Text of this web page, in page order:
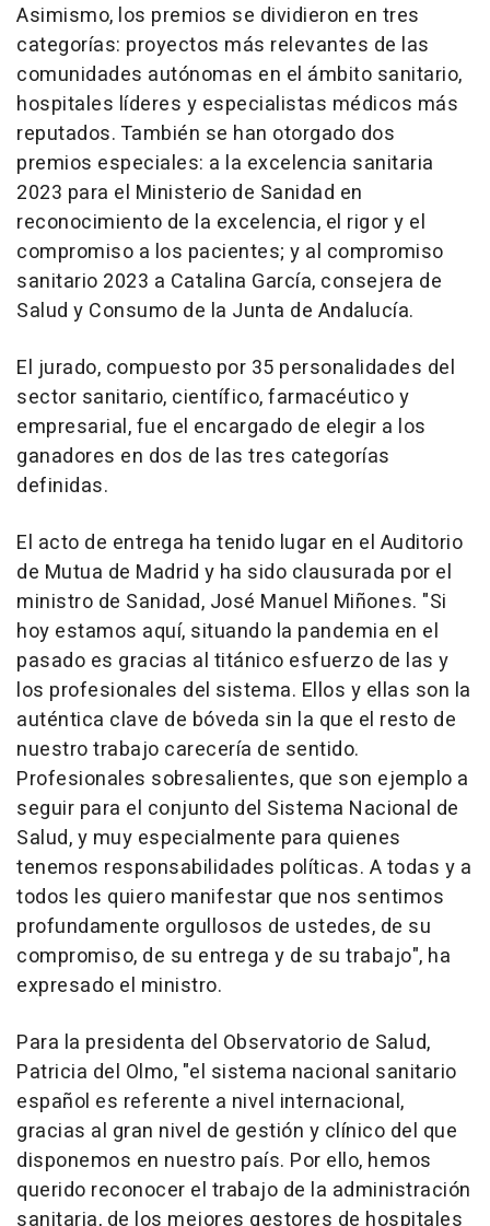
Asimismo, los premios se dividieron en tres
categorías: proyectos más relevantes de las
comunidades autónomas en el ámbito sanitario,
hospitales líderes y especialistas médicos más
reputados. También se han otorgado dos
premios especiales: a la excelencia sanitaria
2023 para el Ministerio de Sanidad en
reconocimiento de la excelencia, el rigor y el
compromiso a los pacientes; y al compromiso
sanitario 2023 a Catalina García, consejera de
Salud y Consumo de la Junta de Andalucía.
El jurado, compuesto por 35 personalidades del
sector sanitario, científico, farmacéutico y
empresarial, fue el encargado de elegir a los
ganadores en dos de las tres categorías
definidas.
El acto de entrega ha tenido lugar en el Auditorio
de Mutua de Madrid y ha sido clausurada por el
ministro de Sanidad, José Manuel Miñones. "Si
hoy estamos aquí, situando la pandemia en el
pasado es gracias al titánico esfuerzo de las y
los profesionales del sistema. Ellos y ellas son la
auténtica clave de bóveda sin la que el resto de
nuestro trabajo carecería de sentido.
Profesionales sobresalientes, que son ejemplo a
seguir para el conjunto del Sistema Nacional de
Salud, y muy especialmente para quienes
tenemos responsabilidades políticas. A todas y a
todos les quiero manifestar que nos sentimos
profundamente orgullosos de ustedes, de su
compromiso, de su entrega y de su trabajo", ha
expresado el ministro.
Para la presidenta del Observatorio de Salud,
Patricia del Olmo, "el sistema nacional sanitario
español es referente a nivel internacional,
gracias al gran nivel de gestión y clínico del que
disponemos en nuestro país. Por ello, hemos
querido reconocer el trabajo de la administración